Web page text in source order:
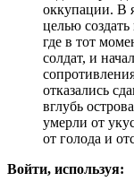
оккупации. В
целью
где в тот
солдат, и
отказались
вглубь
умерли от
от голода и
Войти, используя: